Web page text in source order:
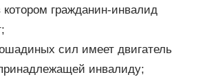
котором гражданин-инвалид
сил имеет двигатель
инвалиду;